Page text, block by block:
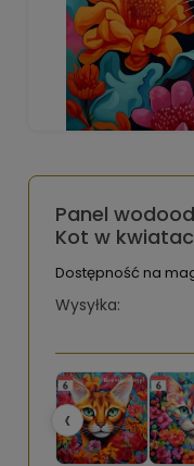
Panel
Kot w
Dostępność na
Wysyłka:
‹